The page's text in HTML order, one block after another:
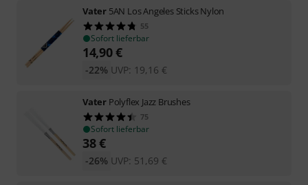
Vater 5AN Los Angeles Sticks Nylon
55
Sofort lieferbar
14,90€
UVP: 19,16 €
-22%
Vater Polyflex Jazz Brushes
75
Sofort lieferbar
38€
UVP: 51,69 €
-26%